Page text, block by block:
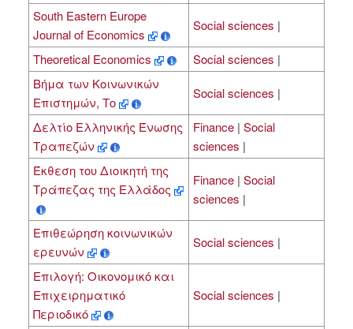
South Eastern Europe
Journal of Economics
Social sciences |
Theoretical Economics Social sciences |
Βήμα των Κοινωνικών
Επιστημών, Το
Social sciences |
Δελτίο Ελληνικής Ένωσης
Τραπεζών
Finance | Social
sciences |
Έκθεση του Διοικητή της
Τράπεζας της Ελλάδος
Finance | Social
sciences |
Επιθεώρηση κοινωνικών
ερευνών
Social sciences |
Επιλογή: Οικονομικό και
Επιχειρηματικό
Περιοδικό
Social sciences |